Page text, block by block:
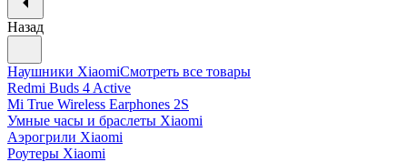
Назад
Наушники XiaomiСмотреть все товары
Redmi Buds 4 Active
Mi True Wireless Earphones 2S
Умные часы и браслеты Xiaomi
Аэрогрили Xiaomi
Роутеры Xiaomi